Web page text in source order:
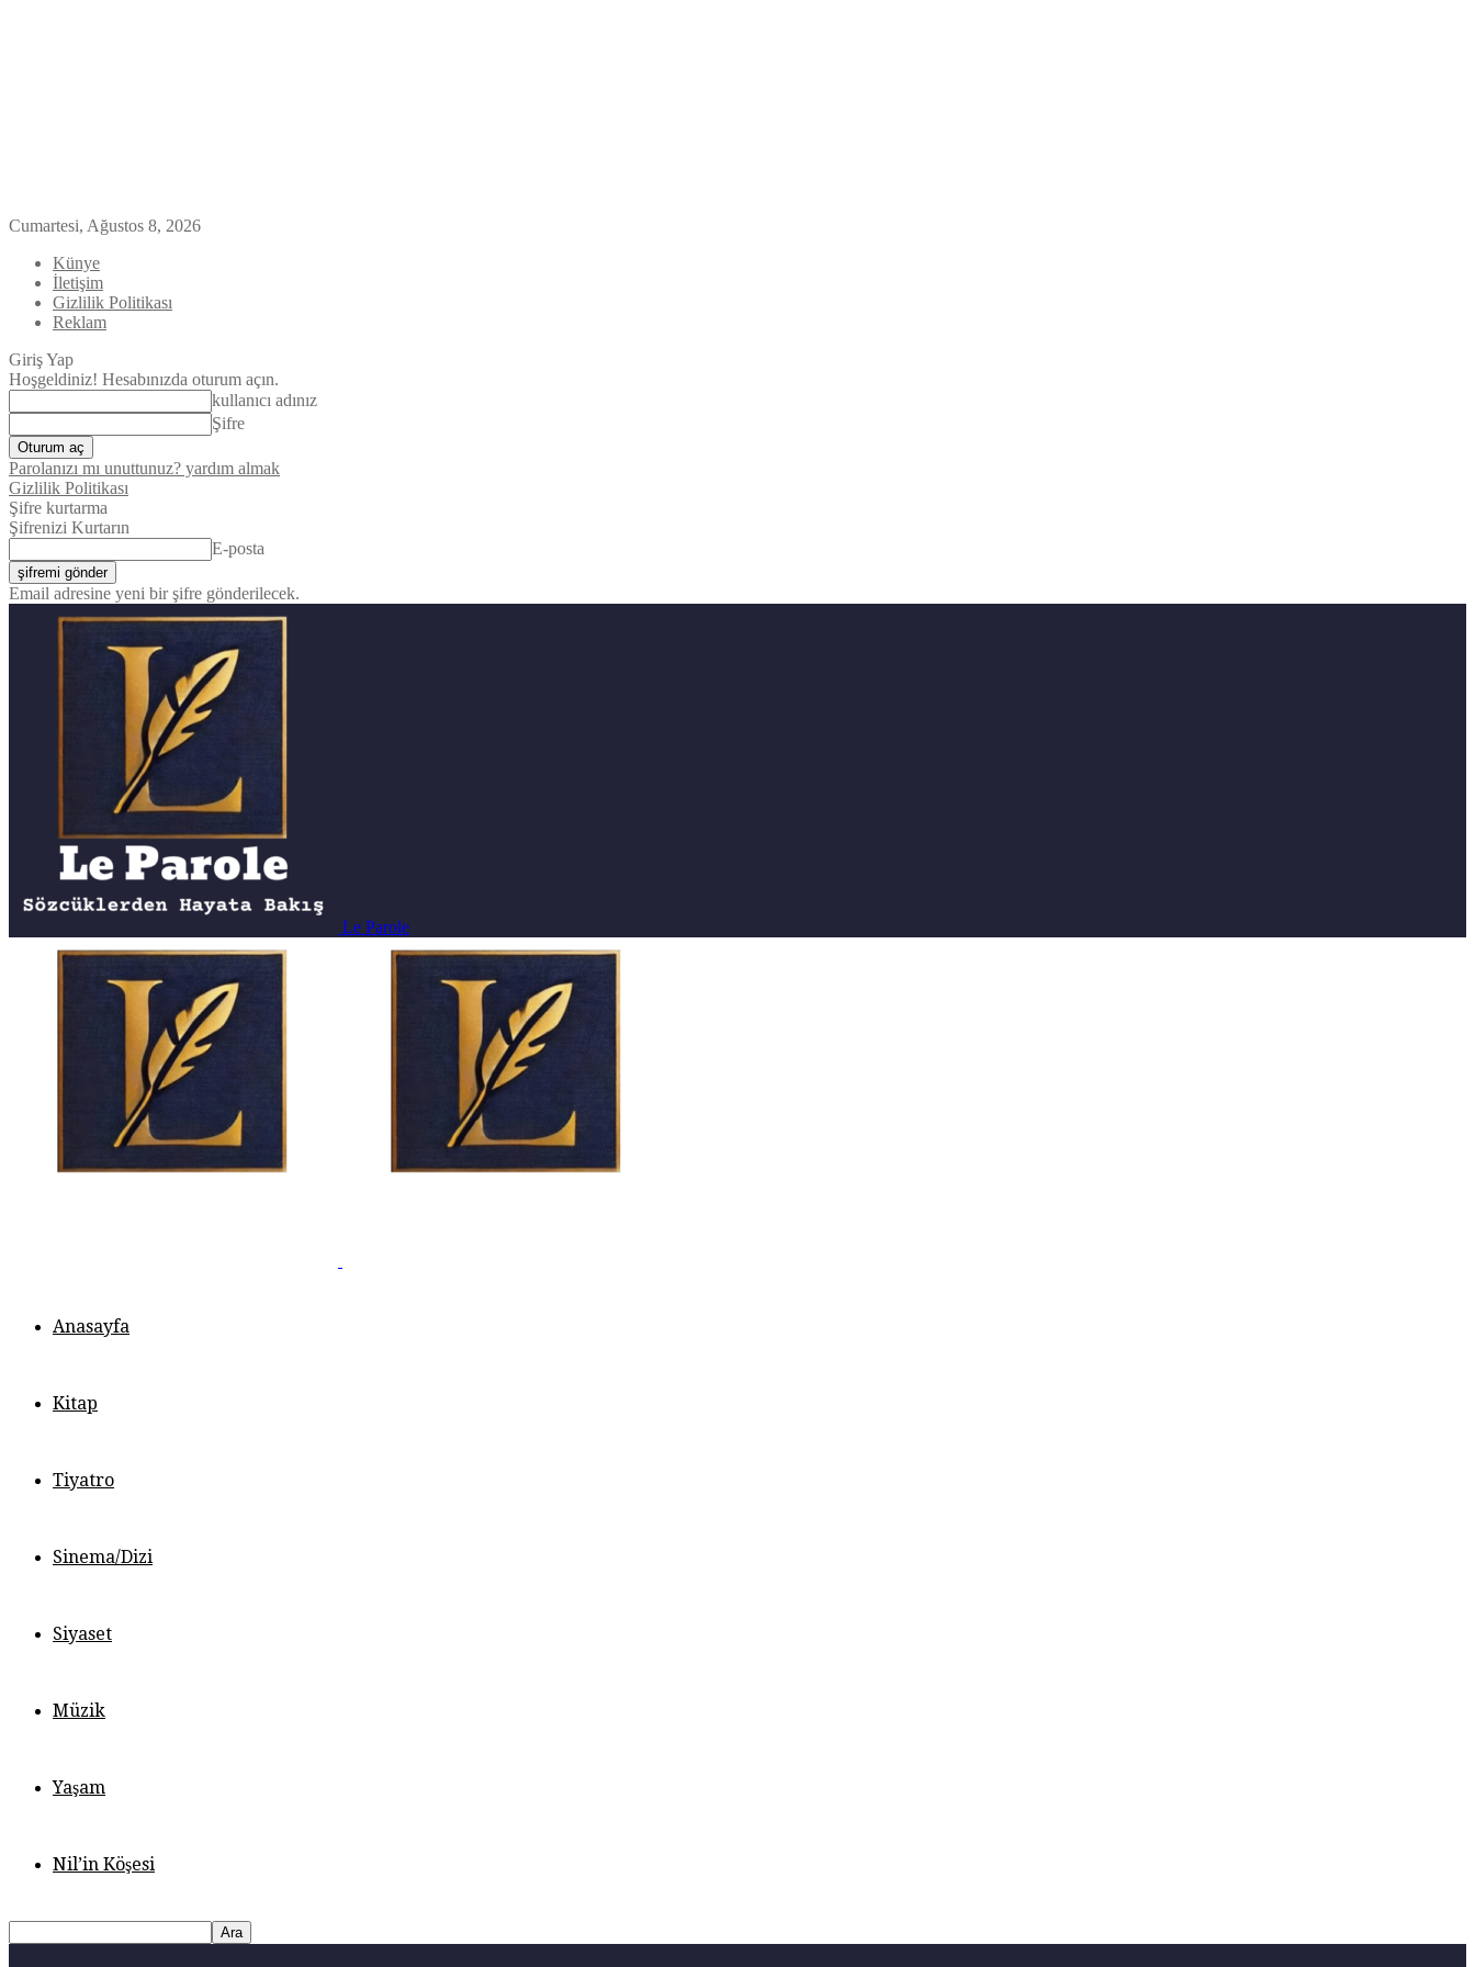
Cumartesi, Ağustos 8, 2026
Künye
İletişim
Gizlilik Politikası
Reklam
Giriş Yap
Hoşgeldiniz! Hesabınızda oturum açın.
kullanıcı adınız
Şifre
Parolanızı mı unuttunuz? yardım almak
Gizlilik Politikası
Şifre kurtarma
Şifrenizi Kurtarın
E-posta
Email adresine yeni bir şifre gönderilecek.
Le Parole
Anasayfa
Kitap
Tiyatro
Sinema/Dizi
Siyaset
Müzik
Yaşam
Nil’in Köşesi